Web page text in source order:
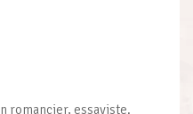
romancier, essayiste.